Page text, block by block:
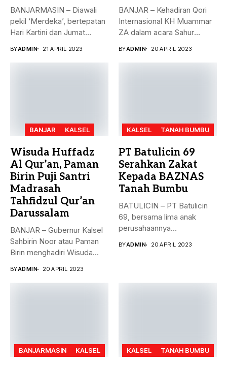
BANJARMASIN – Diawali
pekil ‘Merdeka’, bertepatan
Hari Kartini dan Jumat
BYADMIN 21 APRIL 2023
BANJAR – Kehadiran Qori
Internasional KH Muammar
ZA dalam acara Sahur
BYADMIN 20 APRIL 2023
BANJAR KALSEL
Wisuda Huffadz
Al Qur’an, Paman
Birin Puji Santri
Madrasah
Tahfidzul Qur’an
Darussalam
BANJAR – Gubernur Kalsel
Sahbirin Noor atau Paman
Birin menghadiri Wisuda
BYADMIN 20 APRIL 2023
KALSEL TANAH BUMBU
PT Batulicin 69
Serahkan Zakat
Kepada BAZNAS
Tanah Bumbu
BATULICIN – PT Batulicin
69, bersama lima anak
perusahaannya
BYADMIN 20 APRIL 2023
BANJARMASIN KALSEL KALSEL TANAH BUMBU